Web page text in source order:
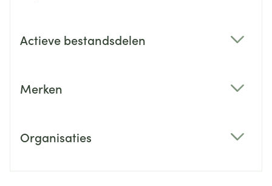
Actieve bestandsdelen
Merken
Organisaties